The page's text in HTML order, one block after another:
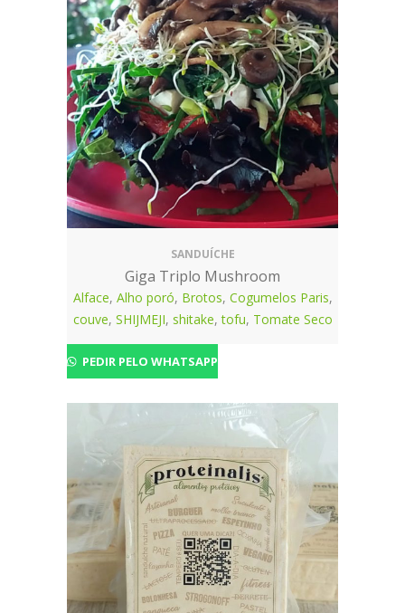
SANDUÍCHE
Giga Triplo Mushroom
Alface, Alho poró, Brotos, Cogumelos Paris,
couve, SHIJMEJI, shitake,tofu, Tomate Seco
PEDIR PELO WHATSAPP